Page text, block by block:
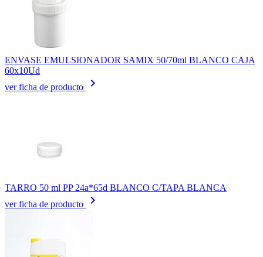
ENVASE EMULSIONADOR SAMIX 50/70ml BLANCO CAJA
60x10Ud
ver ficha de producto
keyboard_arrow_right
TARRO 50 ml PP 24a*65d BLANCO C/TAPA BLANCA
ver ficha de producto
keyboard_arrow_right